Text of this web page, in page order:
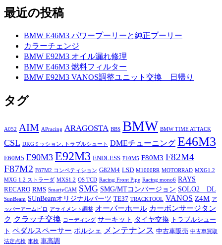
最近の投稿
BMW E46M3 パワープーリーと純正プーリー
カラーチェンジ
BMW E92M3 オイル漏れ修理
BMW E46M3 燃料フィルター
BMW E92M3 VANOS調整ユニット交換 日帰り
タグ
A052 AIM APracing ARAGOSTA BBS BMW BMW TIME ATTACK
CSL DKGミッション､トラブルシュート DMEチューニング E46M3
E60M5 E90M3 E92M3 ENDLESS F10M5 F80M3 F82M4
F87M2 F87M2 コンペティション G82M4 LSD M1000RR MOTORRAD MXG1.2
MXG 1.2 ストラーダ MXS1.2 OS TCD Racing Front Pipe Racing mono6 RAYS
RECARO RMS SmartyCAM SMG SMG/MTコンバージョン SOLO2 DL
SunBeam SUnBeamオリジナルパーツ TE37 TRACKTOOL VANOS Z4M ア
ッパーアームピロ
アライメント調整 オーバーホール カーボンサージタン
ク クラッチ交換 コーディング サーキット タイヤ交換
トラブルシュー
ト ペダルスペーサー ポルシェ メンテナンス 中古車販売 中古車買取
法定点検 車検 車高調